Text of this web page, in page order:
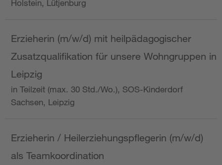
Holstein, Lütjenburg
Erzieherin (m/w/d) mit heilpädagogischer
Zusatzqualifikation für unsere Wohngruppen in
Leipzig
in Teilzeit (max. 30 Std./Wo.), SOS-Kinderdorf
Sachsen, Leipzig
Erzieherin / Heilerziehungspflegerin (m/w/d)
als Teamkoordination